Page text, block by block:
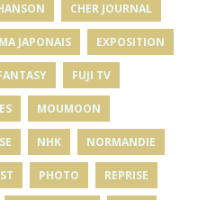
CHER JOURNAL
JAPONAIS EXPOSITION
FUJI TV
MOUMOON
NHK NORMANDIE
PHOTO REPRISE